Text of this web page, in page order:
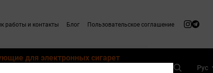
работы и контакты Блог Пользовательское соглашение
для электронных сигарет
Рус